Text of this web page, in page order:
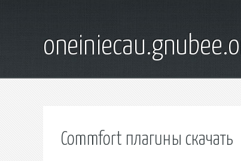
Commfort плагины скачать